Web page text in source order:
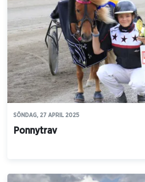
SÖNDAG, 27 APRIL 2025
Ponnytrav